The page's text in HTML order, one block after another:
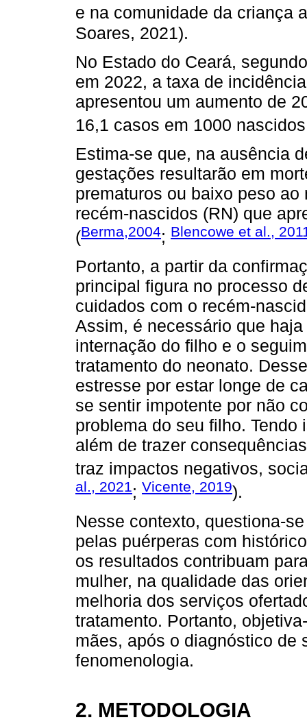
e na comunidade da criança
Soares, 2021).
No Estado do Ceará,
em 2022, a taxa de
apresentou um aumento de
16,1 casos em 1000
Estima-se que, na ausência
gestações resultarão em
prematuros ou baixo peso
recém-nascidos (RN) que
(Berma,2004; Blencowe et al.,
Portanto, a partir da
principal figura no processo
cuidados com o recém-
Assim, é necessário que
internação do filho e o
tratamento do neonato.
estresse por estar longe de
se sentir impotente por não
problema do seu filho.
além de trazer
traz impactos negativos,
al., 2021; Vicente, 2019).
Nesse contexto, questiona-
pelas puérperas com
os resultados contribuam
mulher, na qualidade das
melhoria dos serviços
tratamento. Portanto,
mães, após o diagnóstico de
fenomenologia.
2. METODOLOGIA